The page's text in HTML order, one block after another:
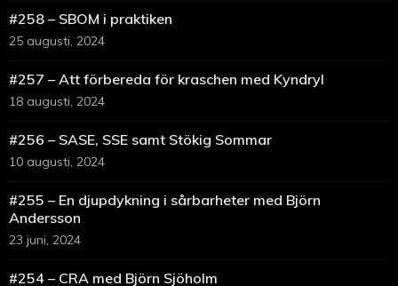
#258 – SBOM i praktiken
25 augusti, 2024
#257 – Att förbereda för kraschen med Kyndryl
18 augusti, 2024
#256 – SASE, SSE samt Stökig Sommar
10 augusti, 2024
#255 – En djupdykning i sårbarheter med Björn
Andersson
23 juni, 2024
#254 – CRA med Björn Sjöholm